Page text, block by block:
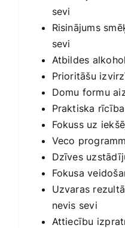
sevi
Risinājums
sevi
Atbildes
Prioritāšu
Domu formu
Praktiska
Fokuss uz
Veco
Dzīves
Fokusa
Uzvaras
nevis sevi
Attiecību